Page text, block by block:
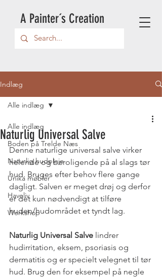
A Painter´s Creation
Indlæg
Alle indlæg
Boden på Trelde Næs
Naturlig hudpleje
Unika møbler
Haveliv
Workshop
Alle indlæg
Naturlig Universal Salve
Denne naturlige universal salve virker
helende og beroligende på al slags tør
hud. Bruges efter behov flere gange
dagligt. Salven er meget drøj og derfor
er det kun nødvendigt at tilføre
huden/hudområdet et tyndt lag.
Naturlig Universal Salve lindrer
hudirritation, eksem, psoriasis og
dermatitis og er specielt velegnet til tør
hud. Brug den for eksempel på negle